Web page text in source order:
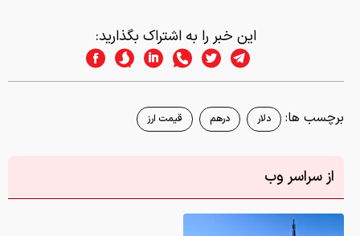
این خبر را به اشتراک بگذارید:
برچسب ها: دلار درهم قیمت ارز
از سراسر وب